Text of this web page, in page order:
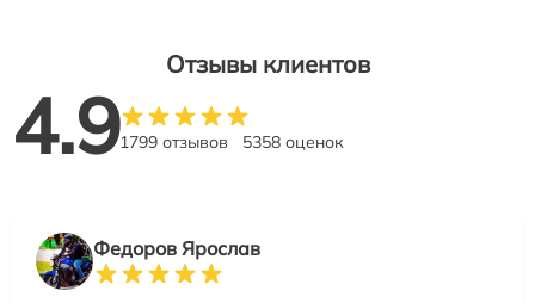
Отзывы клиентов
4.91799 отзывов 5358 оценок
Федоров Ярослав